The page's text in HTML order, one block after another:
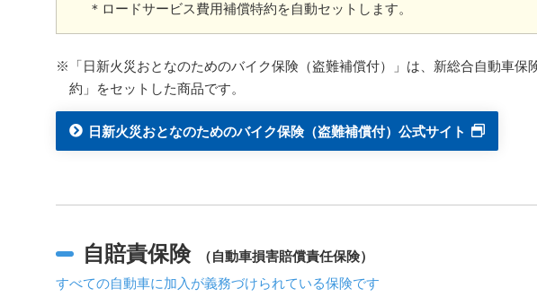
＊ロードサービス費用補償特約を自動セットします。
※「日新火災おとなのためのバイク保険（盗難補償付）」は、新総合自動車
約」をセットした商品です。
日新火災おとなのためのバイク保険（盗難補償付）公式サイト
自賠責保険
（自動車損害賠償責任保険）
すべての自動車に加入が義務づけられている保険です